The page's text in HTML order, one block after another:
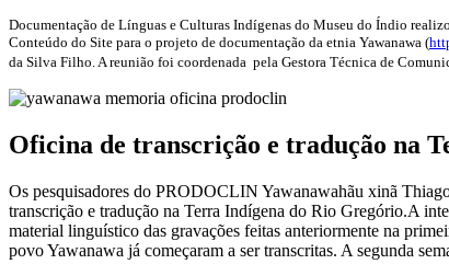
Documentação de Línguas e Culturas Indígenas do Museu do Índio
Conteúdo do Site para o projeto de documentação da etnia Yawanawa (
da Silva Filho. A reunião foi coordenada pela Gestora Técnica de
Oficina de transcrição e tradução na
Os pesquisadores do PRODOCLIN Yawanawahãu xinã
transcrição e tradução na Terra Indígena do Rio Gregório.A
material linguístico das gravações feitas anteriormente na
povo Yawanawa já começaram a ser transcritas. A segunda